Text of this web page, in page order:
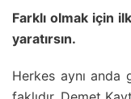
Farklı olmak için
yaratırsın.
Herkes aynı anda